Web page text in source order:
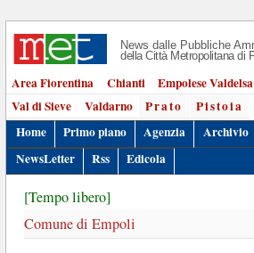
News dalle Pubbliche
della Città Metropolitana di
Area Fiorentina Chianti Empolese Valdelsa
Val di Sieve
Valdarno Prato
Pistoia
Home
Primo piano Agenzia Archivio
NewsLetter
Rss Edicola
[Tempo libero]
Comune di Empoli